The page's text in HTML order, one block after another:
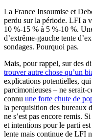
La France Insoumise et
perdu sur la période. LFI a
10 %-15 % à 5 %-10 %.
d’extrême-gauche tente
sondages. Pourquoi pas.
Mais, pour rappel, sur des
trouver autre chose qu’un
explications potentielles,
parcimonieuses – ne serait-
connu une forte chute de
la perquisition des bureaux
ne s’est pas encore remis.
et intentions pour le parti
lente mais continue de LFI